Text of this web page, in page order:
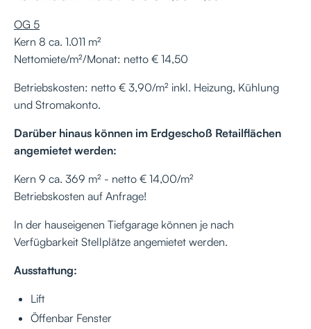
OG 5
Kern 8 ca. 1.011 m²
Nettomiete/m²/Monat: netto € 14,50
Betriebskosten: netto € 3,90/m² inkl. Heizung, Kühlung
und Stromakonto.
Darüber hinaus können im Erdgeschoß Retailflächen
angemietet werden:
Kern 9 ca. 369 m² - netto € 14,00/m²
Betriebskosten auf Anfrage!
In der hauseigenen Tiefgarage können je nach
Verfügbarkeit Stellplätze angemietet werden.
Ausstattung:
Lift
Öffenbar Fenster